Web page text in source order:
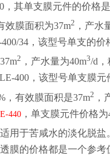
，其单支膜元件的价格
效膜面积为37m2 ，产水
34，该型号单支的
2 ，产水量为40m3/d，
400，该型号单支膜
，有效膜面积是37m2 ，
440 ，单支膜元件价格
用于苦咸水的淡化脱盐
膜的价格都是一个参